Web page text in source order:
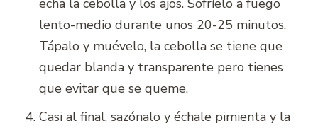
echa la cebolla y los ajos. Sofríelo a fuego
lento-medio durante unos 20-25 minutos.
Tápalo y muévelo, la cebolla se tiene que
quedar blanda y transparente pero tienes
que evitar que se queme.
Casi al final, sazónalo y échale pimienta y la